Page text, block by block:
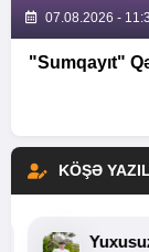
07.08.2026 -
"Sumqayıt"
KÖŞƏ